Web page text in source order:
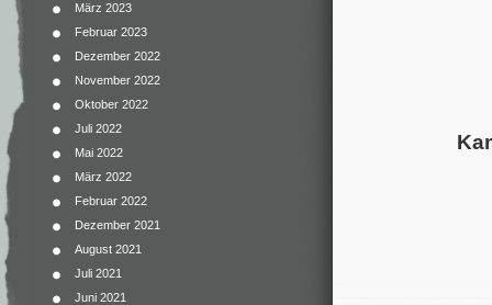
März 2023
Februar 2023
Dezember 2022
November 2022
Oktober 2022
Juli 2022
Mai 2022
März 2022
Februar 2022
Dezember 2021
August 2021
Juli 2021
Juni 2021